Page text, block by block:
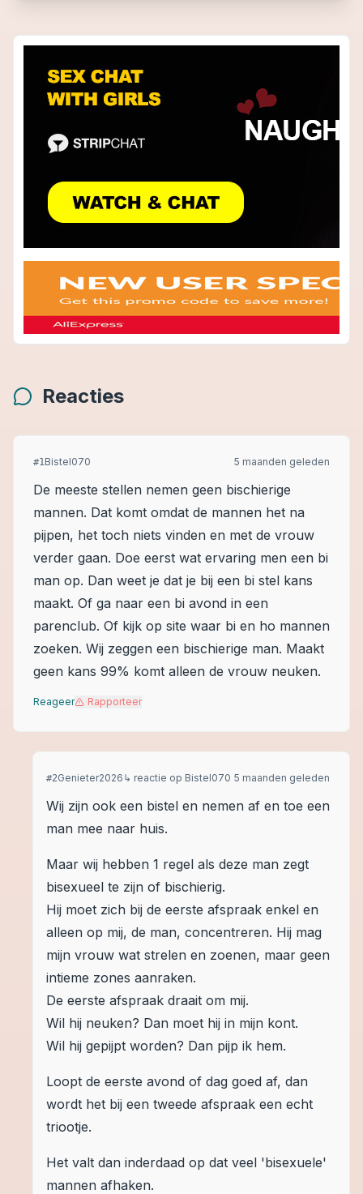
Reacties
#1Bistel070 5 maanden geleden
De meeste stellen nemen geen bischierige
mannen. Dat komt omdat de mannen het na
pijpen, het toch niets vinden en met de vrouw
verder gaan. Doe eerst wat ervaring men een bi
man op. Dan weet je dat je bij een bi stel kans
maakt. Of ga naar een bi avond in een
parenclub. Of kijk op site waar bi en ho mannen
zoeken. Wij zeggen een bischierige man. Maakt
geen kans 99% komt alleen de vrouw neuken.
Reageer Rapporteer
#2Genieter2026 ↳ reactie op Bistel070 5 maanden geleden
Wij zijn ook een bistel en nemen af en toe een
man mee naar huis.
Maar wij hebben 1 regel als deze man zegt
bisexueel te zijn of bischierig.
Hij moet zich bij de eerste afspraak enkel en
alleen op mij, de man, concentreren. Hij mag
mijn vrouw wat strelen en zoenen, maar geen
intieme zones aanraken.
De eerste afspraak draait om mij.
Wil hij neuken? Dan moet hij in mijn kont.
Wil hij gepijpt worden? Dan pijp ik hem.
Loopt de eerste avond of dag goed af, dan
wordt het bij een tweede afspraak een echt
triootje.
Het valt dan inderdaad op dat veel 'bisexuele'
mannen afhaken.